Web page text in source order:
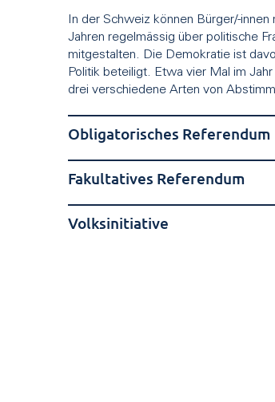
In der Schweiz können Bürger/-
Jahren regelmässig über politische
mitgestalten. Die Demokratie ist
Politik beteiligt. Etwa vier Mal im
drei verschiedene Arten von
Obligatorisches Referendum
Fakultatives Referendum
Volksinitiative